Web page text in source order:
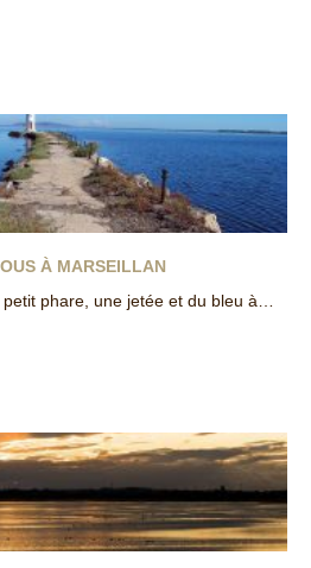
À MARSEILLAN
phare, une jetée et du bleu à…